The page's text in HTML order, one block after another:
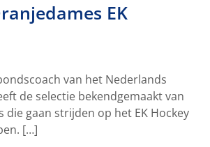
EK
van het Nederlands
de selectie bekendgemaakt van
die gaan strijden op het EK Hockey
[…]